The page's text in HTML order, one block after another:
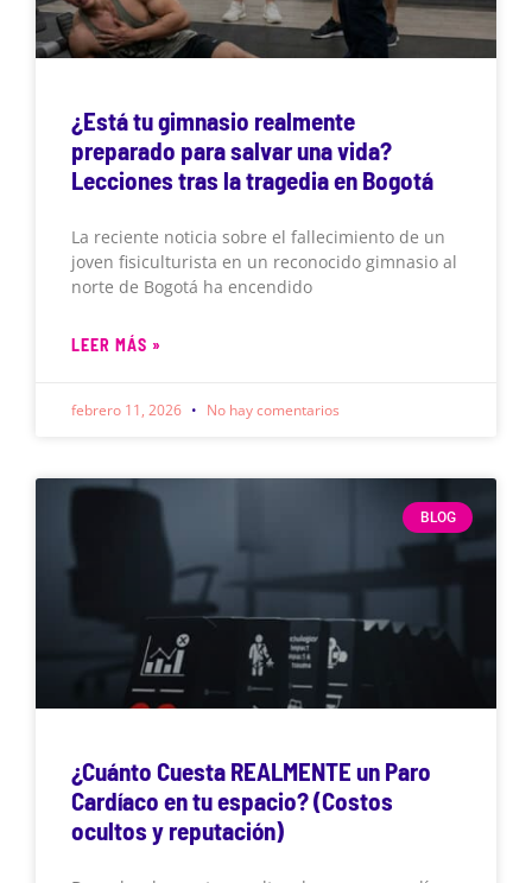
¿Está tu gimnasio realmente
preparado para salvar una vida?
Lecciones tras la tragedia en Bogotá
La reciente noticia sobre el fallecimiento de un
joven fisiculturista en un reconocido gimnasio al
norte de Bogotá ha encendido
LEER MÁS »
febrero 11, 2026 No hay comentarios
BLOG
¿Cuánto Cuesta REALMENTE un Paro
Cardíaco en tu espacio? (Costos
ocultos y reputación)